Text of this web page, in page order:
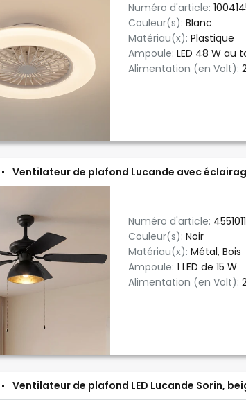
Numéro d'article:
Couleur(s): Blanc
Matériau(x): Plastique
Ampoule: LED 48 W au
Alimentation (en Volt):
Ventilateur de plafond Lucande avec
Numéro d'article: 4551011
Couleur(s): Noir
Matériau(x): Métal, Bois
Ampoule: 1 LED de 15 W
Alimentation (en Volt):
Ventilateur de plafond LED Lucande Sorin,